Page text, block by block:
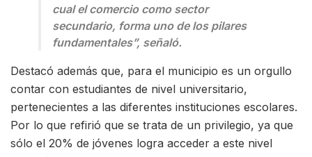
cual el comercio como sector
secundario, forma uno de los pilares
fundamentales”, señaló.
Destacó además que, para el municipio es un orgullo
contar con estudiantes de nivel universitario,
pertenecientes a las diferentes instituciones escolares.
Por lo que refirió que se trata de un privilegio, ya que
sólo el 20% de jóvenes logra acceder a este nivel